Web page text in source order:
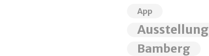
App
Ausstellung
Bamberg